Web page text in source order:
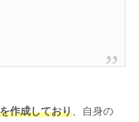
作成しており、自身の